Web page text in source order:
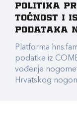
Politika
točnost i
podataka
Platforma
podatke iz
vođenje
Hrvatskog